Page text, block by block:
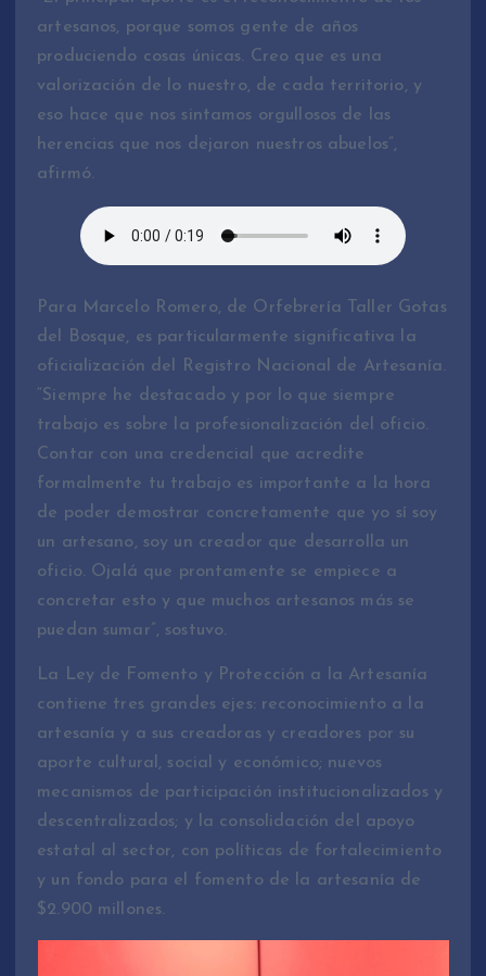
artesanos, porque somos gente de años
produciendo cosas únicas. Creo que es una
valorización de lo nuestro, de cada territorio, y
eso hace que nos sintamos orgullosos de las
herencias que nos dejaron nuestros abuelos”,
afirmó.
Para Marcelo Romero, de Orfebrería Taller Gotas
del Bosque, es particularmente significativa la
oficialización del Registro Nacional de Artesanía.
“Siempre he destacado y por lo que siempre
trabajo es sobre la profesionalización del oficio.
Contar con una credencial que acredite
formalmente tu trabajo es importante a la hora
de poder demostrar concretamente que yo sí soy
un artesano, soy un creador que desarrolla un
oficio. Ojalá que prontamente se empiece a
concretar esto y que muchos artesanos más se
puedan sumar”, sostuvo.
La Ley de Fomento y Protección a la Artesanía
contiene tres grandes ejes: reconocimiento a la
artesanía y a sus creadoras y creadores por su
aporte cultural, social y económico; nuevos
mecanismos de participación institucionalizados y
descentralizados; y la consolidación del apoyo
estatal al sector, con políticas de fortalecimiento
y un fondo para el fomento de la artesanía de
$2.900 millones.